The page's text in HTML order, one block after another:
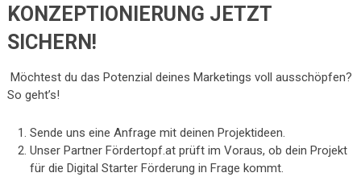
KONZEPTIONIERUNG JETZT
SICHERN!
Möchtest du das Potenzial deines Marketings voll ausschöpfen?
So geht’s!
Sende uns eine Anfrage mit deinen Projektideen.
Unser Partner Fördertopf.at prüft im Voraus, ob dein Projekt
für die Digital Starter Förderung in Frage kommt.